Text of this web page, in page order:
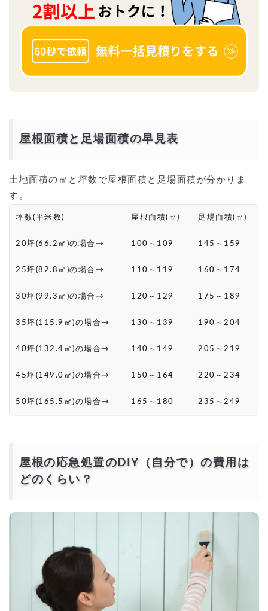
屋根面積と足場面積の早見表
土地面積の㎡と坪数で屋根面積と足場面積が分かりま
す。
坪数(平米数) 屋根面積(㎡) 足場面積(㎡)
20坪(66.2㎡)の場合→ 100～109 145～159
25坪(82.8㎡)の場合→ 110～119 160～174
30坪(99.3㎡)の場合→ 120～129 175～189
35坪(115.9㎡)の場合→ 130～139 190～204
40坪(132.4㎡)の場合→ 140～149 205～219
45坪(149.0㎡)の場合→ 150～164 220～234
50坪(165.5㎡)の場合→ 165～180 235～249
屋根の応急処置のDIY（自分で）の費用は
どのくらい？